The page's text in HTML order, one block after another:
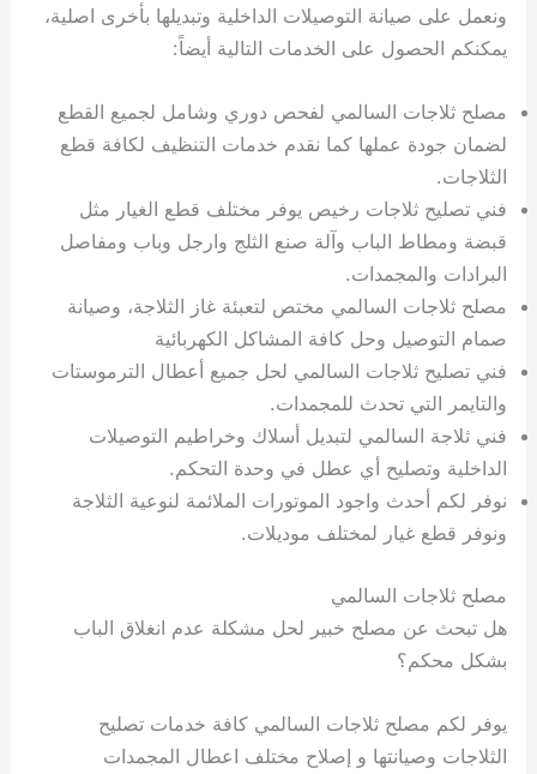
ونعمل على صيانة التوصيلات الداخلية وتبديلها بأخرى اصلية،
يمكنكم الحصول على الخدمات التالية أيضاً:
مصلح ثلاجات السالمي لفحص دوري وشامل لجميع القطع
لضمان جودة عملها كما نقدم خدمات التنظيف لكافة قطع
الثلاجات.
فني تصليح ثلاجات رخيص يوفر مختلف قطع الغيار مثل
قبضة ومطاط الباب وآلة صنع الثلج وارجل وباب ومفاصل
البرادات والمجمدات.
مصلح ثلاجات السالمي مختص لتعبئة غاز الثلاجة، وصيانة
صمام التوصيل وحل كافة المشاكل الكهربائية
فني تصليح ثلاجات السالمي لحل جميع أعطال الترموستات
والتايمر التي تحدث للمجمدات.
فني ثلاجة السالمي لتبديل أسلاك وخراطيم التوصيلات
الداخلية وتصليح أي عطل في وحدة التحكم.
نوفر لكم أحدث واجود الموتورات الملائمة لنوعية الثلاجة
ونوفر قطع غيار لمختلف موديلات.
مصلح ثلاجات السالمي
هل تبحث عن مصلح خبير لحل مشكلة عدم انغلاق الباب
بشكل محكم؟
يوفر لكم مصلح ثلاجات السالمي كافة خدمات تصليح
الثلاجات وصيانتها و إصلاح مختلف اعطال المجمدات